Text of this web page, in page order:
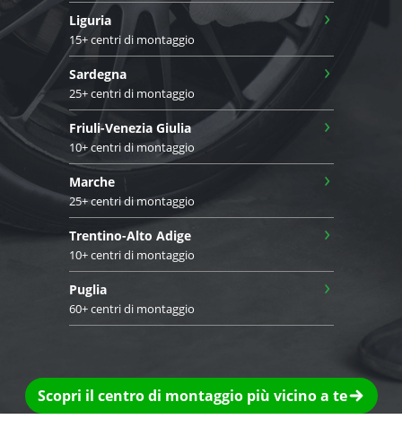
Liguria
15+ centri di montaggio
›
Sardegna
25+ centri di montaggio
›
Friuli-Venezia Giulia
10+ centri di montaggio
›
Marche
25+ centri di montaggio
›
Trentino-Alto Adige
10+ centri di montaggio
›
Puglia
60+ centri di montaggio
›
Scopri il centro di montaggio più vicino a te